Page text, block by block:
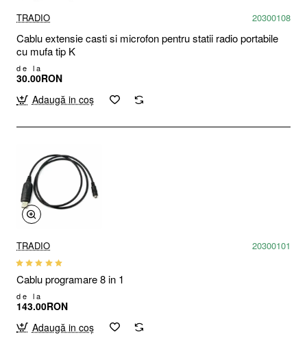
TRADIO 20300108
Cablu extensie casti si microfon pentru statii radio portabile
cu mufa tip K
de la
30.00RON
Adaugă in coş
TRADIO 20300101
Cablu programare 8 in 1
de la
143.00RON
Adaugă in coş